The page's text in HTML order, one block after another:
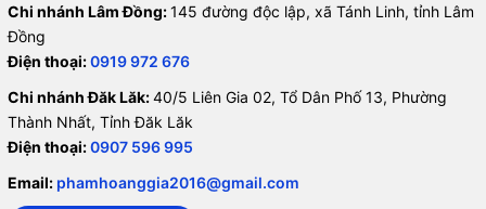
Chi nhánh Lâm Đồng:145 đường độc lập, xã Tánh Linh, tỉnh Lâm
Đồng
Điện thoại:0919 972 676
Chi nhánh Đăk Lăk:40/5 Liên Gia 02, Tổ Dân Phố 13, Phường
Thành Nhất, Tỉnh Đăk Lăk
Điện thoại:0907 596 995
Email: phamhoanggia2016@gmail.com